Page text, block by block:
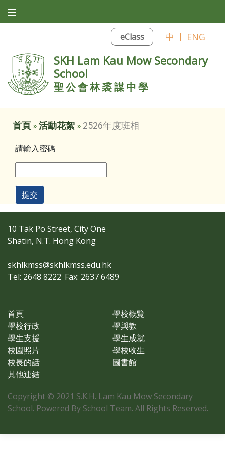
eClass 中 | ENG
SKH Lam Kau Mow Secondary
School
聖公會林裘謀中學
首頁 »活動花絮 » 2526年度班相
請輸入密碼
提交
10 Tak Po Street, City One
Shatin, N.T. Hong Kong
skhlkmss@skhlkmss.edu.hk
Tel: 2648 8222 Fax: 2637 6489
首頁
學校概覽
學校行政
學與教
學生支援
學生成就
校園照片
學校收生
校長的話
圖書館
其他連結
Copyright © 2021 S.K.H. Lam Kau Mow Secondary
School. Powered By School Team. All Rights Reserved.